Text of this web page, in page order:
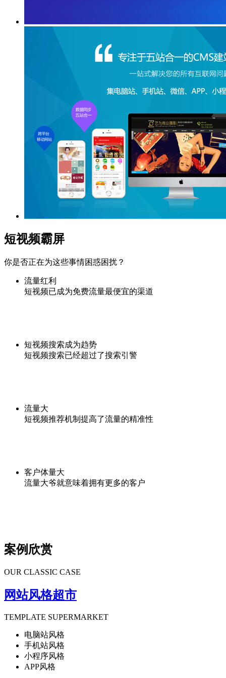
短视频霸屏
你是否正在为这些事情困惑困扰？
流量红利
短视频已成为免费流量最便宜的渠道
短视频搜索成为趋势
短视频搜索已经超过了搜索引警
流量大
短视频推荐机制提高了流量的精准性
客户体量大
流量大爷就意味着拥有更多的客户
案例欣赏
OUR CLASSIC CASE
网站风格超市
TEMPLATE SUPERMARKET
电脑站风格
手机站风格
小程序风格
APP风格